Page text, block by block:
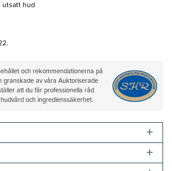
utsatt hud
och rekommendationerna på
granskade av våra Auktoriserade
att du får professionella råd
och ingredienssäkerhet.
+
+